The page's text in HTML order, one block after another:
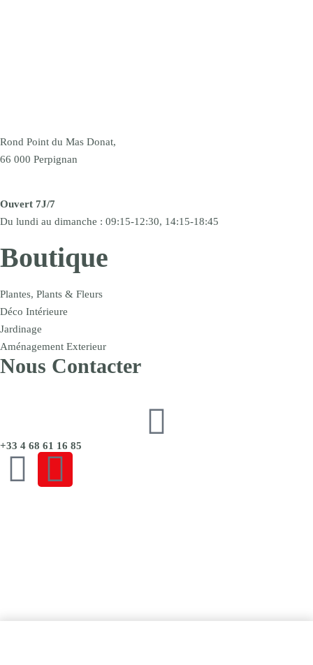
Rond Point du Mas Donat,
66 000 Perpignan
Ouvert 7J/7
Du lundi au dimanche : 09:15-12:30, 14:15-18:45
Boutique
Plantes, Plants & Fleurs
Déco Intérieure
Jardinage
Aménagement Exterieur
Nous Contacter
+33 4 68 61 16 85